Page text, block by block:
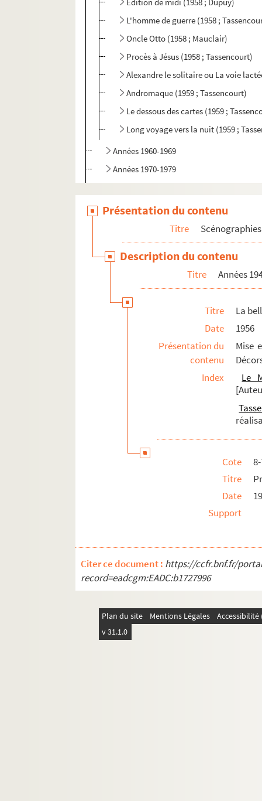
L'homme de guerre (1958 ;
Oncle Otto (1958 ; Mauclair)
Procès à Jésus (1958 ; Tassencourt)
Alexandre le solitaire ou La voie
Andromaque (1959 ; Tassencourt)
Le dessous des cartes (1959 ;
Long voyage vers la nuit (1959 ;
Années 1960-1969
Années 1970-1979
Années 1990-1998
Productions non identifiées
Scénographies d'expositions
Architecture
Documentation
Présentation du contenu
Titre
Description du contenu
Titre Années
Titre
La
Date
1956
Présentation du
contenu
Mise
Index
Le
Cote
Titre
Date
Support
Citer ce document : https://ccfr.bnf.fr/
record=eadcgm:EADC:b1727996
Plan du site Mentions Légales
v 31.1.0